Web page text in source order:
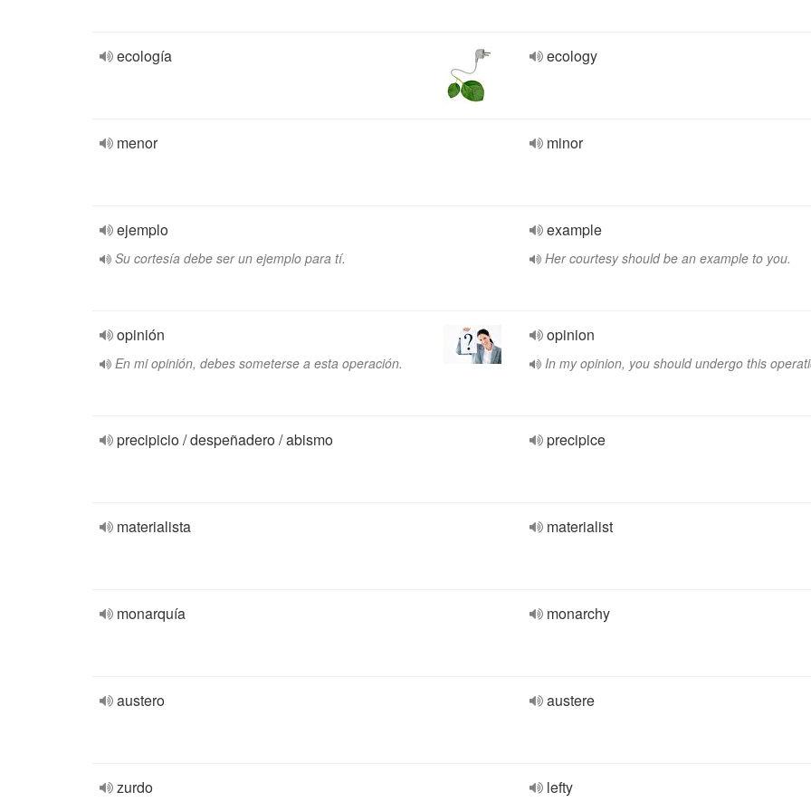
ecología ecology
menor minor
ejemplo
Su cortesía debe ser un ejemplo para tí.
example
Her courtesy should be an example to you.
opinión
En mi opinión, debes someterse a esta operación.
opinion
In my opinion, you should undergo this
precipicio / despeñadero / abismo precipice
materialista materialist
monarquía monarchy
austero austere
zurdo lefty